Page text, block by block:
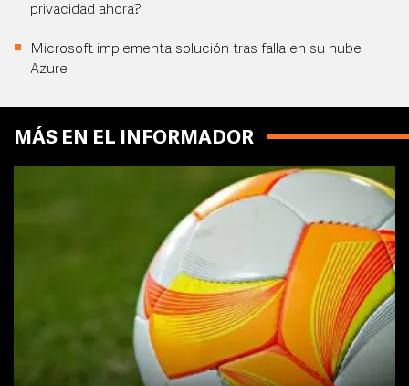
privacidad ahora?
Microsoft implementa solución tras falla en su nube
Azure
MÁS EN EL INFORMADOR